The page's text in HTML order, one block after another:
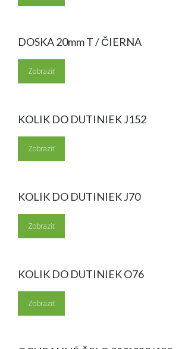
DOSKA 20mm T / ČIERNA
Zobraziť
KOLIK DO DUTINIEK J152
Zobraziť
KOLIK DO DUTINIEK J70
Zobraziť
KOLIK DO DUTINIEK O76
Zobraziť